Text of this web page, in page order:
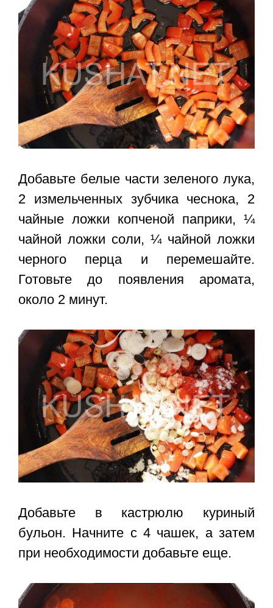
Добавьте белые части зеленого лука,
2 измельченных зубчика чеснока, 2
чайные ложки копченой паприки, ¼
чайной ложки соли, ¼ чайной ложки
черного перца и перемешайте.
Готовьте до появления аромата,
около 2 минут.
Добавьте в кастрюлю куриный
бульон. Начните с 4 чашек, а затем
при необходимости добавьте еще.